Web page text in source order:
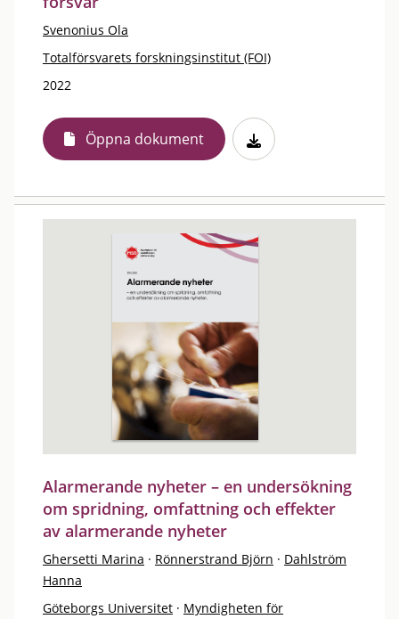
Svenonius Ola
Totalförsvarets forskningsinstitut (FOI)
2022
Öppna dokument
Alarmerande nyheter – en undersökning
om spridning, omfattning och effekter
av alarmerande nyheter
Ghersetti Marina · Rönnerstrand Björn · Dahlström
Hanna
Göteborgs Universitet · Myndigheten för